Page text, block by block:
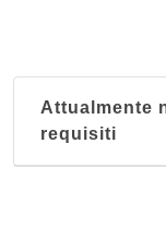
Attualmente
requisiti